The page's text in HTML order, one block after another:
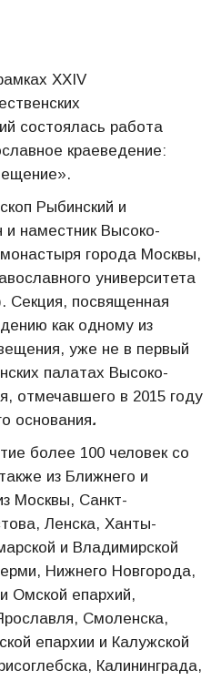
ХХIV
состоялась работа
краеведение:
Рыбинский и
наместник Высоко-
города Москвы,
университета
Секция, посвященная
как одному из
уже не в первый
палатах Высоко-
отмечавшего в 2015 году
основания.
более 100 человек со
из Ближнего и
Москвы, Санкт-
Ленска, Ханты-
и Владимирской
Нижнего Новгорода,
Омской епархий,
Смоленска,
епархии и Калужской
Калининграда,